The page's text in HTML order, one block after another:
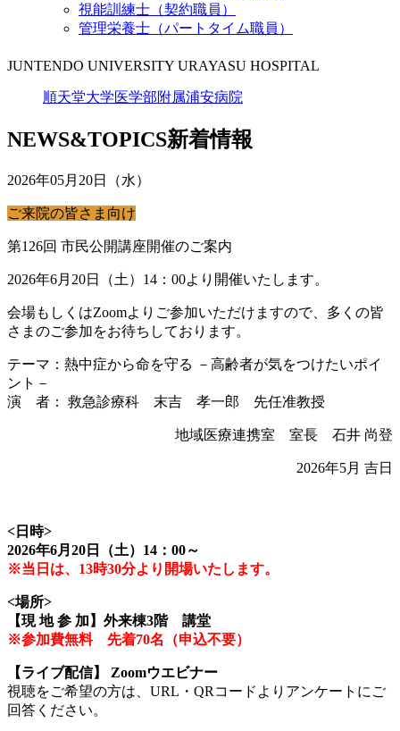
視能訓練士（契約職員）
管理栄養士（パートタイム職員）
JUNTENDO UNIVERSITY URAYASU HOSPITAL
順天堂大学医学部附属浦安病院
NEWS&TOPICS新着情報
2026年05月20日（水）
ご来院の皆さま向け
第126回 市民公開講座開催のご案内
2026年6月20日（土）14：00より開催いたします。
会場もしくはZoomよりご参加いただけますので、多くの皆
さまのご参加をお待ちしております。
テーマ：熱中症から命を守る －高齢者が気をつけたいポイ
ント－
演 者： 救急診療科 末吉 孝一郎 先任准教授
地域医療連携室 室長 石井 尚登
2026年5月 吉日
<日時>
2026年6月20日（土）14：00～
※当日は、13時30分より開場いたします。
<場所>
【現 地 参 加】外来棟3階 講堂
※参加費無料 先着70名（申込不要）
【ライブ配信】 Zoomウエビナー
視聴をご希望の方は、URL・QRコードよりアンケートにご
回答ください。